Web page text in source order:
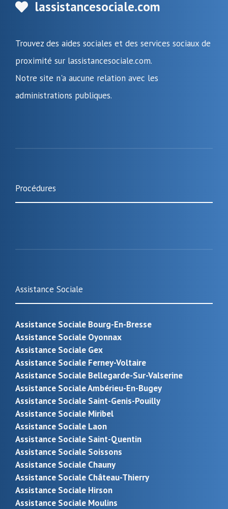
lassistancesociale.com
Trouvez des aides sociales et des services sociaux de
proximité sur lassistancesociale.com.
Notre site n'a aucune relation avec les
administrations publiques.
Procédures
Assistance Sociale
Assistance Sociale Bourg-En-Bresse
Assistance Sociale Oyonnax
Assistance Sociale Gex
Assistance Sociale Ferney-Voltaire
Assistance Sociale Bellegarde-Sur-Valserine
Assistance Sociale Ambérieu-En-Bugey
Assistance Sociale Saint-Genis-Pouilly
Assistance Sociale Miribel
Assistance Sociale Laon
Assistance Sociale Saint-Quentin
Assistance Sociale Soissons
Assistance Sociale Chauny
Assistance Sociale Château-Thierry
Assistance Sociale Hirson
Assistance Sociale Moulins